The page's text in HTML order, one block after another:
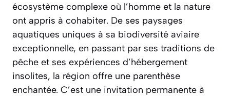
écosystème complexe où l’homme et la nature
ont appris à cohabiter. De ses paysages
aquatiques uniques à sa biodiversité aviaire
exceptionnelle, en passant par ses traditions de
pêche et ses expériences d’hébergement
insolites, la région offre une parenthèse
enchantée. C’est une invitation permanente à